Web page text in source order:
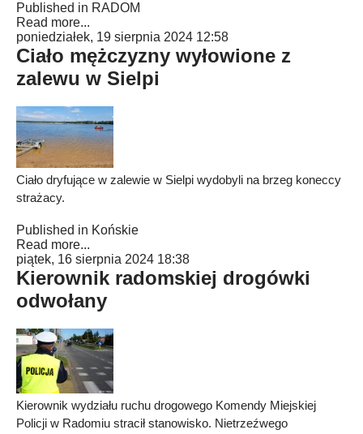
Published in RADOM
Read more...
poniedziałek, 19 sierpnia 2024 12:58
Ciało mężczyzny wyłowione z
zalewu w Sielpi
Ciało dryfujące w zalewie w Sielpi wydobyli na brzeg koneccy
strażacy.
Published in Końskie
Read more...
piątek, 16 sierpnia 2024 18:38
Kierownik radomskiej drogówki
odwołany
Kierownik wydziału ruchu drogowego Komendy Miejskiej
Policji w Radomiu stracił stanowisko. Nietrzeźwego